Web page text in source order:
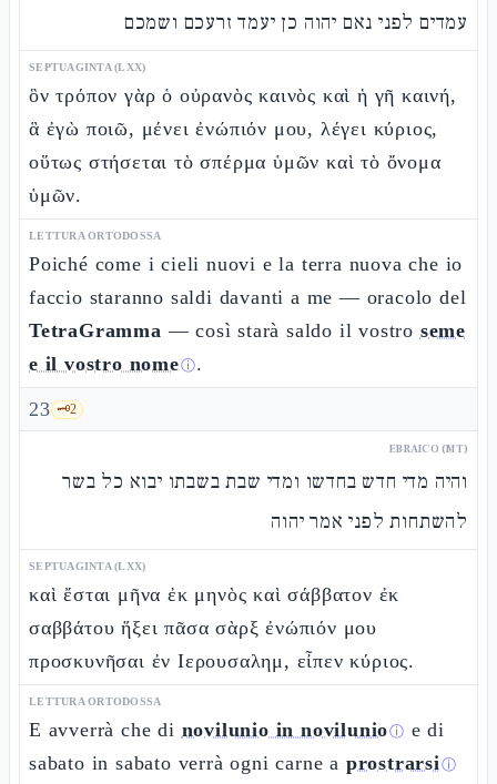
עמדים לפני נאם יהוה כן יעמד זרעכם ושמכם
SEPTUAGINTA (LXX)
ὃν τρόπον γὰρ ὁ οὐρανὸς καινὸς καὶ ἡ γῆ καινή,
ἃ ἐγὼ ποιῶ, μένει ἐνώπιόν μου, λέγει κύριος,
οὕτως στήσεται τὸ σπέρμα ὑμῶν καὶ τὸ ὄνομα
ὑμῶν.
LETTURA ORTODOSSA
Poiché come i cieli nuovi e la terra nuova che io
faccio staranno saldi davanti a me — oracolo del
TetraGramma — così starà saldo il vostro seme
e il vostro nomeⓘ.
23 🗝️2
EBRAICO (MT)
והיה מדי חדש בחדשו ומדי שבת בשבתו יבוא כל בשר
להשתחות לפני אמר יהוה
SEPTUAGINTA (LXX)
καὶ ἔσται μῆνα ἐκ μηνὸς καὶ σάββατον ἐκ
σαββάτου ἥξει πᾶσα σὰρξ ἐνώπιόν μου
προσκυνῆσαι ἐν Ιερουσαλημ, εἶπεν κύριος.
LETTURA ORTODOSSA
E avverrà che di novilunio in novilunioⓘ e di
sabato in sabato verrà ogni carne a prostrarsiⓘ